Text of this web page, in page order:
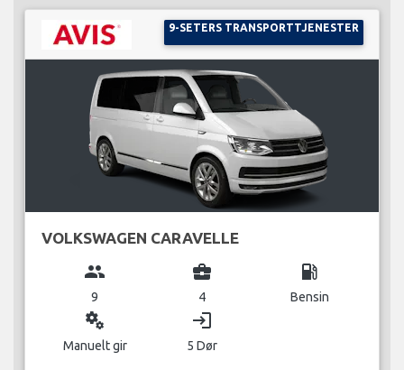
9-SETERS TRANSPORTTJENESTER
VOLKSWAGEN CARAVELLE
group
9
business_center
4
local_gas_station
Bensin
miscellaneous_services
Manuelt gir
login
5 Dør